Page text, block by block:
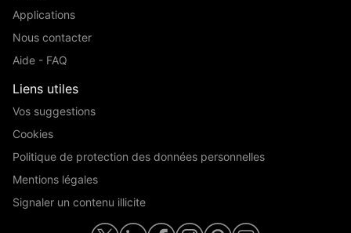
Applications
Nous contacter
Aide - FAQ
Liens utiles
Vos suggestions
Cookies
Politique de protection des données personnelles
Mentions légales
Signaler un contenu illicite